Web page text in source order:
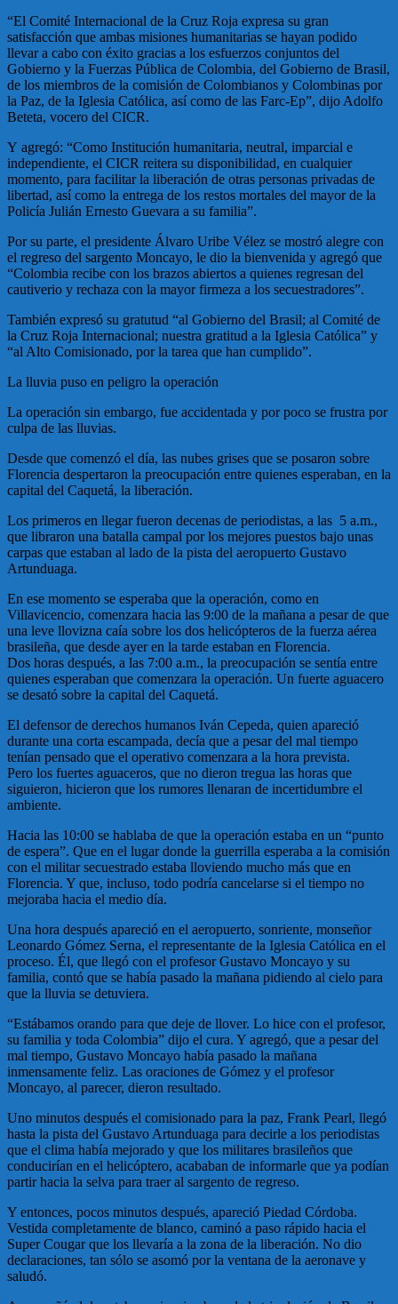
“El Comité Internacional de la Cruz Roja expresa su gran
satisfacción que ambas misiones humanitarias se hayan podido
llevar a cabo con éxito gracias a los esfuerzos conjuntos del
Gobierno y la Fuerzas Pública de Colombia, del Gobierno de Brasil,
de los miembros de la comisión de Colombianos y Colombinas por
la Paz, de la Iglesia Católica, así como de las Farc-Ep”, dijo Adolfo
Beteta, vocero del CICR.
Y agregó: “Como Institución humanitaria, neutral, imparcial e
independiente, el CICR reitera su disponibilidad, en cualquier
momento, para facilitar la liberación de otras personas privadas de
libertad, así como la entrega de los restos mortales del mayor de la
Policía Julián Ernesto Guevara a su familia”.
Por su parte, el presidente Álvaro Uribe Vélez se mostró alegre con
el regreso del sargento Moncayo, le dio la bienvenida y agregó que
“Colombia recibe con los brazos abiertos a quienes regresan del
cautiverio y rechaza con la mayor firmeza a los secuestradores”.
También expresó su gratutud “al Gobierno del Brasil; al Comité de
la Cruz Roja Internacional; nuestra gratitud a la Iglesia Católica” y
“al Alto Comisionado, por la tarea que han cumplido”.
La lluvia puso en peligro la operación
La operación sin embargo, fue accidentada y por poco se frustra por
culpa de las lluvias.
Desde que comenzó el día, las nubes grises que se posaron sobre
Florencia despertaron la preocupación entre quienes esperaban, en la
capital del Caquetá, la liberación.
Los primeros en llegar fueron decenas de periodistas, a las 5 a.m.,
que libraron una batalla campal por los mejores puestos bajo unas
carpas que estaban al lado de la pista del aeropuerto Gustavo
Artunduaga.
En ese momento se esperaba que la operación, como en
Villavicencio, comenzara hacia las 9:00 de la mañana a pesar de que
una leve llovizna caía sobre los dos helicópteros de la fuerza aérea
brasileña, que desde ayer en la tarde estaban en Florencia.
Dos horas después, a las 7:00 a.m., la preocupación se sentía entre
quienes esperaban que comenzara la operación. Un fuerte aguacero
se desató sobre la capital del Caquetá.
El defensor de derechos humanos Iván Cepeda, quien apareció
durante una corta escampada, decía que a pesar del mal tiempo
tenían pensado que el operativo comenzara a la hora prevista.
Pero los fuertes aguaceros, que no dieron tregua las horas que
siguieron, hicieron que los rumores llenaran de incertidumbre el
ambiente.
Hacia las 10:00 se hablaba de que la operación estaba en un “punto
de espera”. Que en el lugar donde la guerrilla esperaba a la comisión
con el militar secuestrado estaba lloviendo mucho más que en
Florencia. Y que, incluso, todo podría cancelarse si el tiempo no
mejoraba hacia el medio día.
Una hora después apareció en el aeropuerto, sonriente, monseñor
Leonardo Gómez Serna, el representante de la Iglesia Católica en el
proceso. Él, que llegó con el profesor Gustavo Moncayo y su
familia, contó que se había pasado la mañana pidiendo al cielo para
que la lluvia se detuviera.
“Estábamos orando para que deje de llover. Lo hice con el profesor,
su familia y toda Colombia” dijo el cura. Y agregó, que a pesar del
mal tiempo, Gustavo Moncayo había pasado la mañana
inmensamente feliz. Las oraciones de Gómez y el profesor
Moncayo, al parecer, dieron resultado.
Uno minutos después el comisionado para la paz, Frank Pearl, llegó
hasta la pista del Gustavo Artunduaga para decirle a los periodistas
que el clima había mejorado y que los militares brasileños que
conducirían en el helicóptero, acababan de informarle que ya podían
partir hacia la selva para traer al sargento de regreso.
Y entonces, pocos minutos después, apareció Piedad Córdoba.
Vestida completamente de blanco, caminó a paso rápido hacia el
Super Cougar que los llevaría a la zona de la liberación. No dio
declaraciones, tan sólo se asomó por la ventana de la aeronave y
saludó.